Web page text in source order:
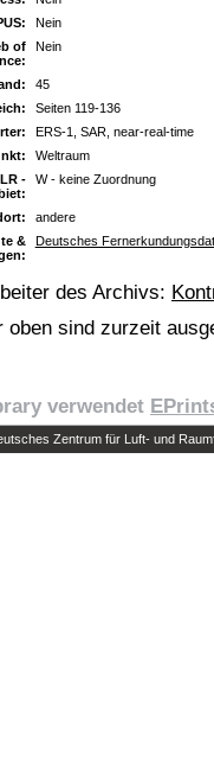
Nein
of
Nein
45
Seiten 119-136
ERS-1, SAR, near-real-time
Weltraum
-
W - keine Zuordnung
andere
&
Deutsches
des Archivs:
oben sind zurzeit
verwendet
Zentrum für Luft- und